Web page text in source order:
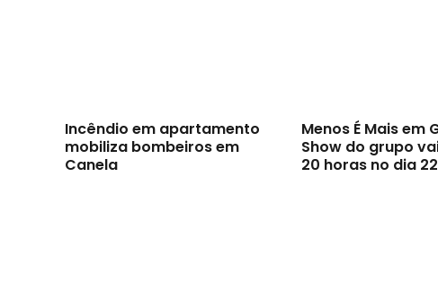
Incêndio em apartamento
mobiliza bombeiros em
Canela
Menos É Mais em
Show do grupo
20 horas no dia